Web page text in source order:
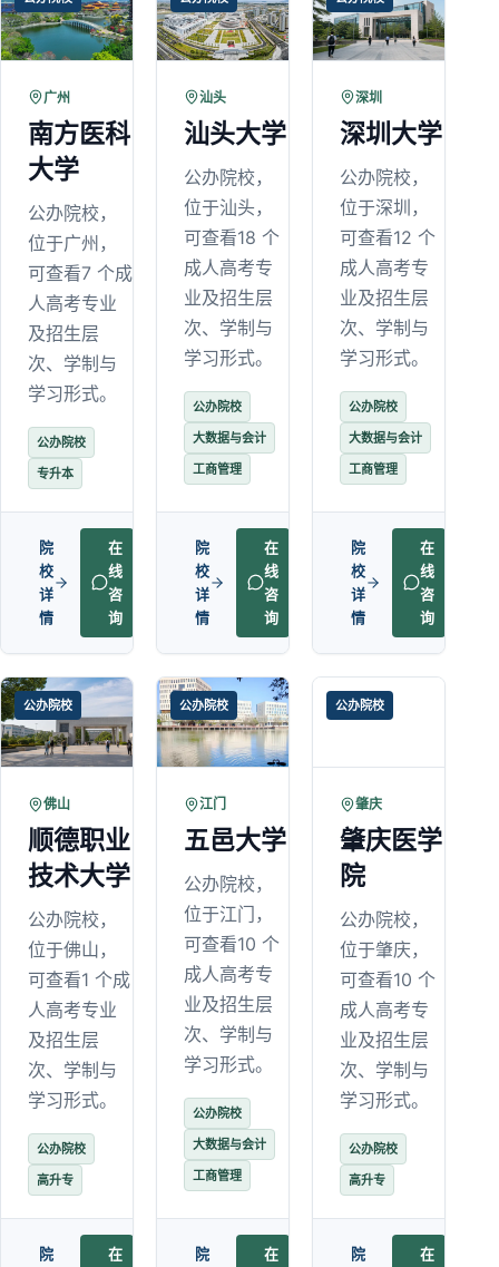
广州
南方医科
大学
公办院校，
位于广州，
可查看7 个成
人高考专业
及招生层
次、学制与
学习形式。
公办院校
专升本
院
校
详
情
在
线
咨
询
汕头
汕头大学
公办院校，
位于汕头，
可查看18 个
成人高考专
业及招生层
次、学制与
学习形式。
公办院校
大数据与会计
工商管理
院
校
详
情
在
线
咨
询
深圳
深圳大学
公办院校，
位于深圳，
可查看12 个
成人高考专
业及招生层
次、学制与
学习形式。
公办院校
大数据与会计
工商管理
院
校
详
情
在
线
咨
询
公办院校
佛山
顺德职业
技术大学
公办院校，
位于佛山，
可查看1 个成
人高考专业
及招生层
次、学制与
学习形式。
公办院校
高升专
院
在
公办院校
江门
五邑大学
公办院校，
位于江门，
可查看10 个
成人高考专
业及招生层
次、学制与
学习形式。
公办院校
大数据与会计
工商管理
院
在
公办院校
肇庆
肇庆医学
院
公办院校，
位于肇庆，
可查看10 个
成人高考专
业及招生层
次、学制与
学习形式。
公办院校
高升专
院
在